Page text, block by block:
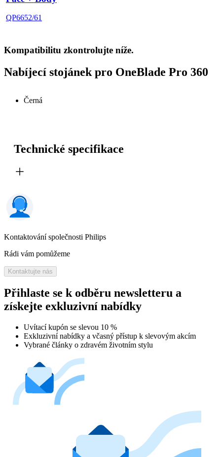
QP6652/61
Kompatibilitu zkontrolujte níže.
Nabíjecí stojánek pro OneBlade Pro 360
Černá
Technické specifikace
Kontaktování společnosti Philips
Rádi vám pomůžeme
Kontaktujte nás
Přihlaste se k odběru newsletteru a
získejte exkluzivní nabídky
Uvítací kupón se slevou 10 %
Exkluzivní nabídky a včasný přístup k slevovým akcím
Vybrané články o zdravém životním stylu